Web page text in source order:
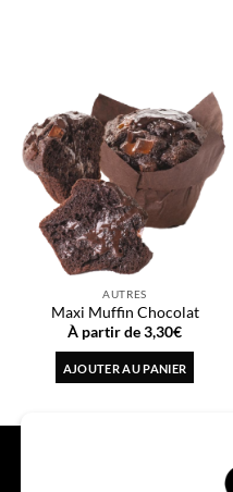
AUTRES
Maxi Muffin Chocolat
3,30€
AJOUTER AU PANIER